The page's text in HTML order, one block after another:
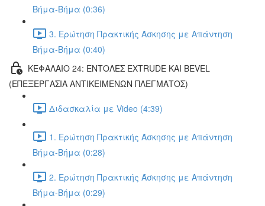
Βήμα-Βήμα (0:36)
3. Ερώτηση Πρακτικής Άσκησης με Απάντηση
Βήμα-Βήμα (0:40)
ΚΕΦΑΛΑΙΟ 24: ΕΝΤΟΛΕΣ EXTRUDE ΚΑΙ BEVEL
(ΕΠΕΞΕΡΓΑΣΙΑ ΑΝΤΙΚΕΙΜΕΝΩΝ ΠΛΕΓΜΑΤΟΣ)
Διδασκαλία με Video (4:39)
1. Ερώτηση Πρακτικής Άσκησης με Απάντηση
Βήμα-Βήμα (0:28)
2. Ερώτηση Πρακτικής Άσκησης με Απάντηση
Βήμα-Βήμα (0:29)